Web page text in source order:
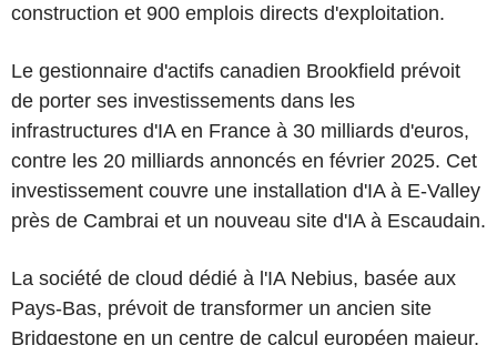
construction et 900 emplois directs d'exploitation.
Le gestionnaire d'actifs canadien Brookfield prévoit
de porter ses investissements dans les
infrastructures d'IA en France à 30 milliards d'euros,
contre les 20 milliards annoncés en février 2025. Cet
investissement couvre une installation d'IA à E-Valley
près de Cambrai et un nouveau site d'IA à Escaudain.
La société de cloud dédié à l'IA Nebius, basée aux
Pays-Bas, prévoit de transformer un ancien site
Bridgestone en un centre de calcul européen majeur,